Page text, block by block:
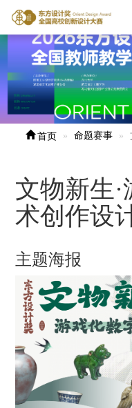
首页 命题赛事
文物新生
术创作设
主题海报